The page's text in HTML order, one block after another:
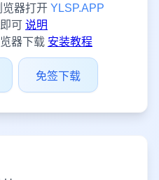
览器打开 YLSP.APP
可 说明
器下载 安装教程
免签下载